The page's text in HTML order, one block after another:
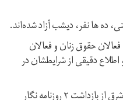
ده ها نفر، دیشب آزاد شده‌اند.
حقوق زنان و فعالان
دقیقی از شرایطشان در